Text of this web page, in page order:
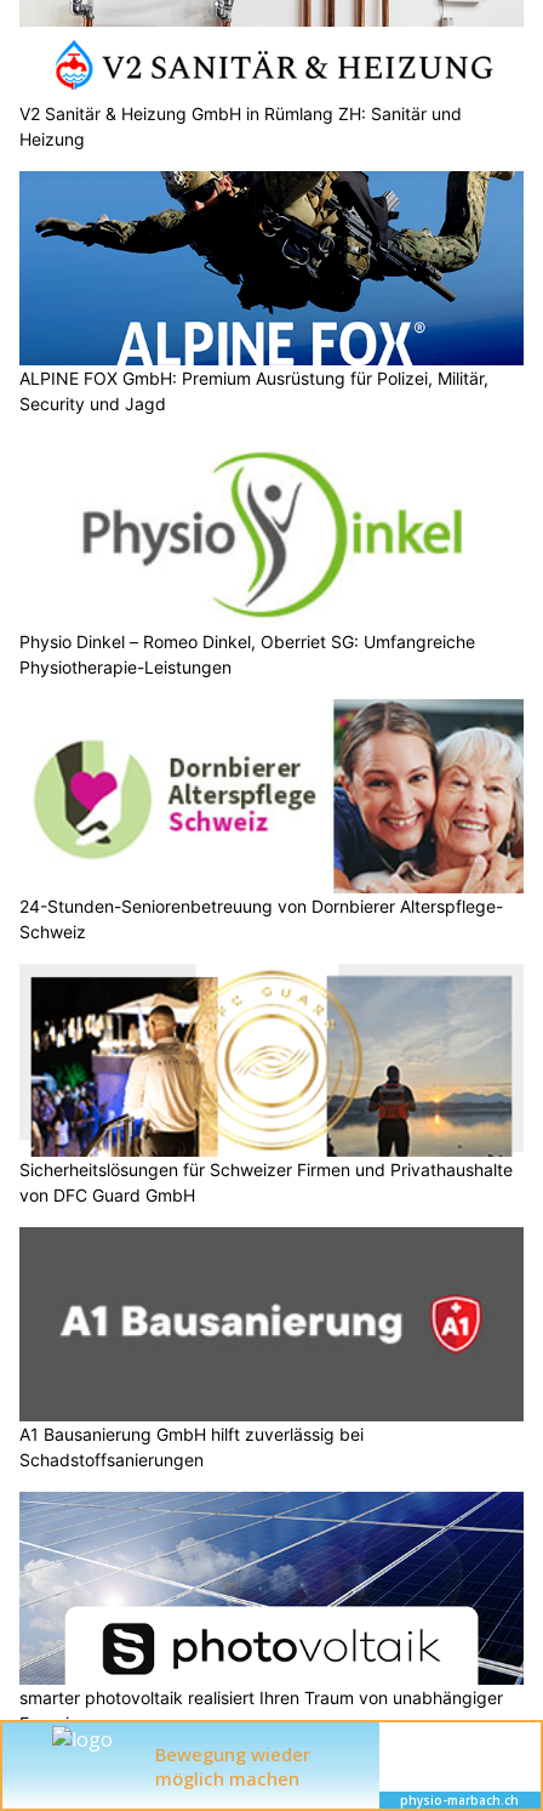
V2 Sanitär & Heizung GmbH in Rümlang ZH: Sanitär und
Heizung
ALPINE FOX GmbH: Premium Ausrüstung für Polizei, Militär,
Security und Jagd
Physio Dinkel – Romeo Dinkel, Oberriet SG: Umfangreiche
Physiotherapie-Leistungen
24-Stunden-Seniorenbetreuung von Dornbierer Alterspflege-
Schweiz
Sicherheitslösungen für Schweizer Firmen und Privathaushalte
von DFC Guard GmbH
A1 Bausanierung GmbH hilft zuverlässig bei
Schadstoffsanierungen
smarter photovoltaik realisiert Ihren Traum von unabhängiger
Energieversorgung